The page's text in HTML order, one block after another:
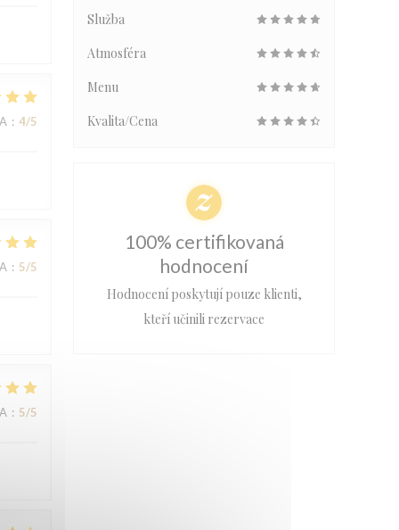
: 4/5
: 5/5
: 5/5
Služba
Atmosféra
Menu
Kvalita/Cena
100% certifikovaná
hodnocení
Hodnocení poskytují pouze klienti,
kteří učinili rezervace